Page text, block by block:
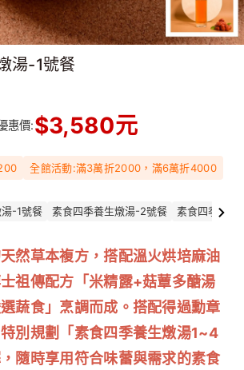
湯-1號餐
惠價:$3,580元
全館活動:滿3萬折2000，滿6萬折4000
-1號餐 素食四季養生燉湯-2號餐 素食四季養生
然草本複方，搭配溫火烘培麻油
祖傳配方「米精露+菇蕈多醣湯
蔬食」烹調而成。搭配得過勳章
別規劃「素食四季養生燉湯1~4
隨時享用符合味蕾與需求的素食